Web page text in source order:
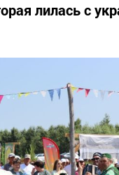
лилась с